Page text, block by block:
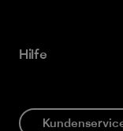
Hilfe